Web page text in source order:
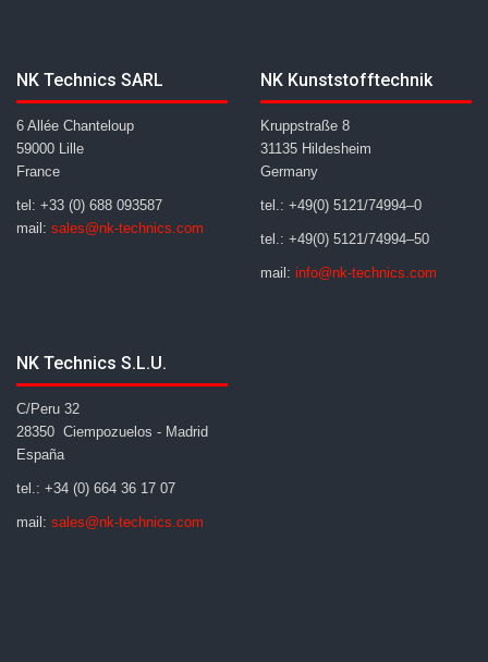
NK Technics SARL
6 Allée Chanteloup
59000 Lille
France
tel: +33 (0) 688 093587
mail: sales@nk-technics.com
NK Kunststofftechnik
Kruppstraße 8
31135 Hildesheim
Germany
tel.: +49(0) 5121/74994–0
tel.: +49(0) 5121/74994–50
mail: info@nk-technics.com
NK Technics S.L.U.
C/Peru 32
28350 Ciempozuelos - Madrid
España
tel.: +34 (0) 664 36 17 07
mail: sales@nk-technics.com